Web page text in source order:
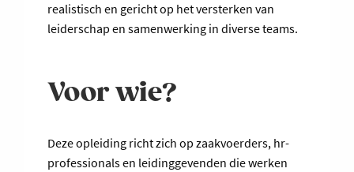
realistisch en gericht op het versterken van
leiderschap en samenwerking in diverse teams.
Voor wie?
Deze opleiding richt zich op zaakvoerders, hr-
professionals en leidinggevenden die werken